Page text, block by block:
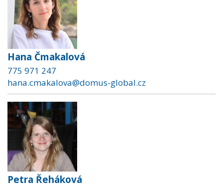
Hana Čmakalová
775 971 247
hana.cmakalova@domus-global.cz
Petra Řeháková